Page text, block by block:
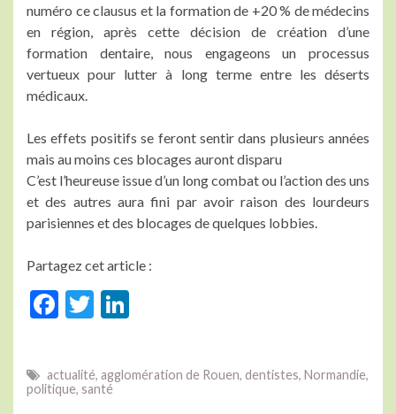
numéro ce clausus et la formation de +20 % de médecins
en région, après cette décision de création d’une
formation dentaire, nous engageons un processus
vertueux pour lutter à long terme entre les déserts
médicaux.
Les effets positifs se feront sentir dans plusieurs années
mais au moins ces blocages auront disparu
C’est l’heureuse issue d’un long combat ou l’action des uns
et des autres aura fini par avoir raison des lourdeurs
parisiennes et des blocages de quelques lobbies.
Partagez cet article :
F
e
b
T
itt
er
ke
dI
actualité, agglomération de Rouen, dentistes, Normandie,
politique, santé